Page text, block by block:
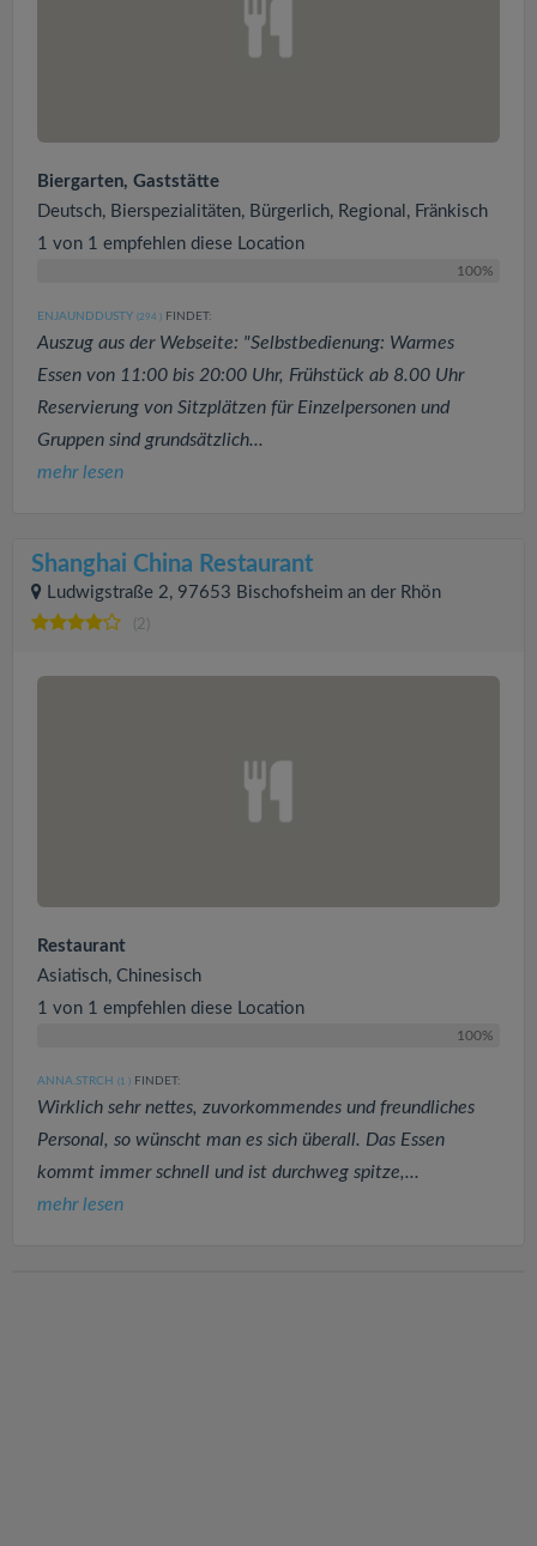
Biergarten, Gaststätte
Deutsch, Bierspezialitäten, Bürgerlich, Regional, Fränkisch
1 von 1 empfehlen diese Location
100%
ENJAUNDDUSTY (294 ) FINDET:
Auszug aus der Webseite: "Selbstbedienung: Warmes
Essen von 11:00 bis 20:00 Uhr, Frühstück ab 8.00 Uhr
Reservierung von Sitzplätzen für Einzelpersonen und
Gruppen sind grundsätzlich...
mehr lesen
Shanghai China Restaurant
Ludwigstraße 2, 97653 Bischofsheim an der Rhön
(2)
Restaurant
Asiatisch, Chinesisch
1 von 1 empfehlen diese Location
100%
ANNA.STRCH (1 ) FINDET:
Wirklich sehr nettes, zuvorkommendes und freundliches
Personal, so wünscht man es sich überall. Das Essen
kommt immer schnell und ist durchweg spitze,...
mehr lesen